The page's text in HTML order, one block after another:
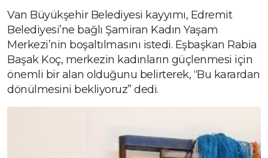
Van Büyükşehir Belediyesi kayyımı, Edremit
Belediyesi’ne bağlı Şamiran Kadın Yaşam
Merkezi’nin boşaltılmasını istedi. Eşbaşkan Rabia
Başak Koç, merkezin kadınların güçlenmesi için
önemli bir alan olduğunu belirterek, “Bu karardan
dönülmesini bekliyoruz” dedi.